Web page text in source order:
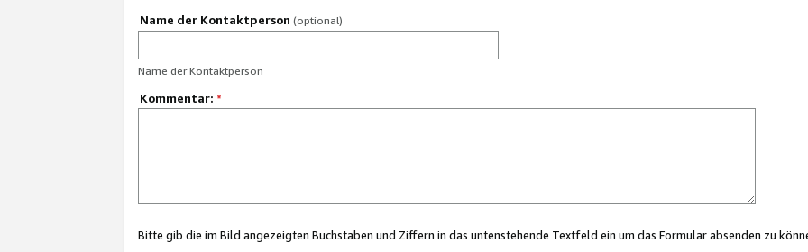
Name der Kontaktperson (optional)
Name der Kontaktperson
Kommentar: *
Bitte gib die im Bild angezeigten Buchstaben und Ziffern in das untenstehende Textfeld ein um das Formular absenden zu